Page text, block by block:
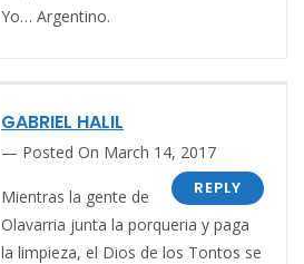
Yo… Argentino.
GABRIEL HALIL
Posted On March 14, 2017
REPLY
Mientras la gente de
Olavarria junta la porqueria y paga
la limpieza, el Dios de los Tontos se